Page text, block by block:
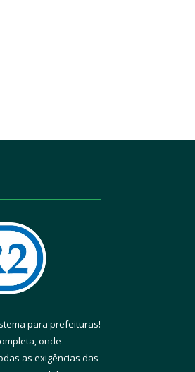
para prefeituras!
onde
as exigências das